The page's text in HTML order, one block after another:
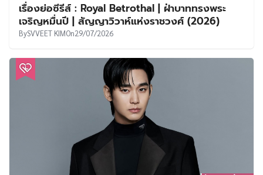
เรื่องย่อซีรีส์ : Royal Betrothal | ฝ่าบาททรงพระ
เจริญหมื่นปี | สัญญาวิวาห์แห่งราชวงศ์ (2026)
BySVVEET KIMOn29/07/2026